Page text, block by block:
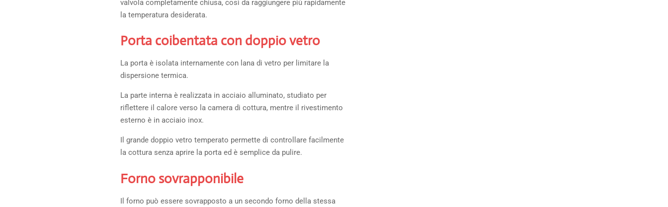
valvola completamente chiusa, così da raggiungere più rapidamente
la temperatura desiderata.
Porta coibentata con doppio vetro
La porta è isolata internamente con lana di vetro per limitare la
dispersione termica.
La parte interna è realizzata in acciaio alluminato, studiato per
riflettere il calore verso la camera di cottura, mentre il rivestimento
esterno è in acciaio inox.
Il grande doppio vetro temperato permette di controllare facilmente
la cottura senza aprire la porta ed è semplice da pulire.
Forno sovrapponibile
Il forno può essere sovrapposto a un secondo forno della stessa